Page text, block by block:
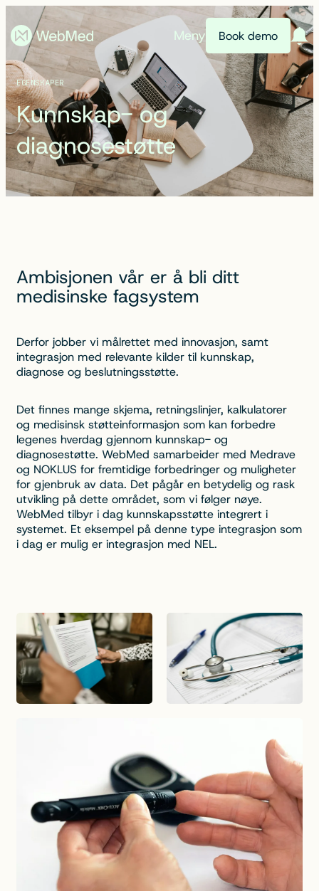
Meny Book demo
EGENSKAPER
Kunnskap- og
diagnosestøtte
Ambisjonen vår er å bli ditt
medisinske fagsystem
Derfor jobber vi målrettet med innovasjon, samt
integrasjon med relevante kilder til kunnskap,
diagnose og beslutningsstøtte.
Det finnes mange skjema, retningslinjer, kalkulatorer
og medisinsk støtteinformasjon som kan forbedre
legenes hverdag gjennom kunnskap- og
diagnosestøtte. WebMed samarbeider med Medrave
og NOKLUS for fremtidige forbedringer og muligheter
for gjenbruk av data. Det pågår en betydelig og rask
utvikling på dette området, som vi følger nøye.
WebMed tilbyr i dag kunnskapsstøtte integrert i
systemet. Et eksempel på denne type integrasjon som
i dag er mulig er integrasjon med NEL.